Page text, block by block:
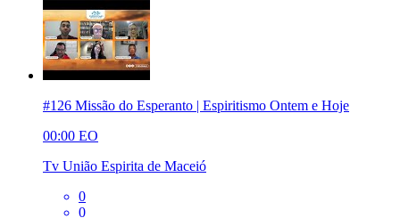
#126 Missão do Esperanto | Espiritismo Ontem e Hoje
00:00 EO
Tv União Espirita de Maceió
0
0